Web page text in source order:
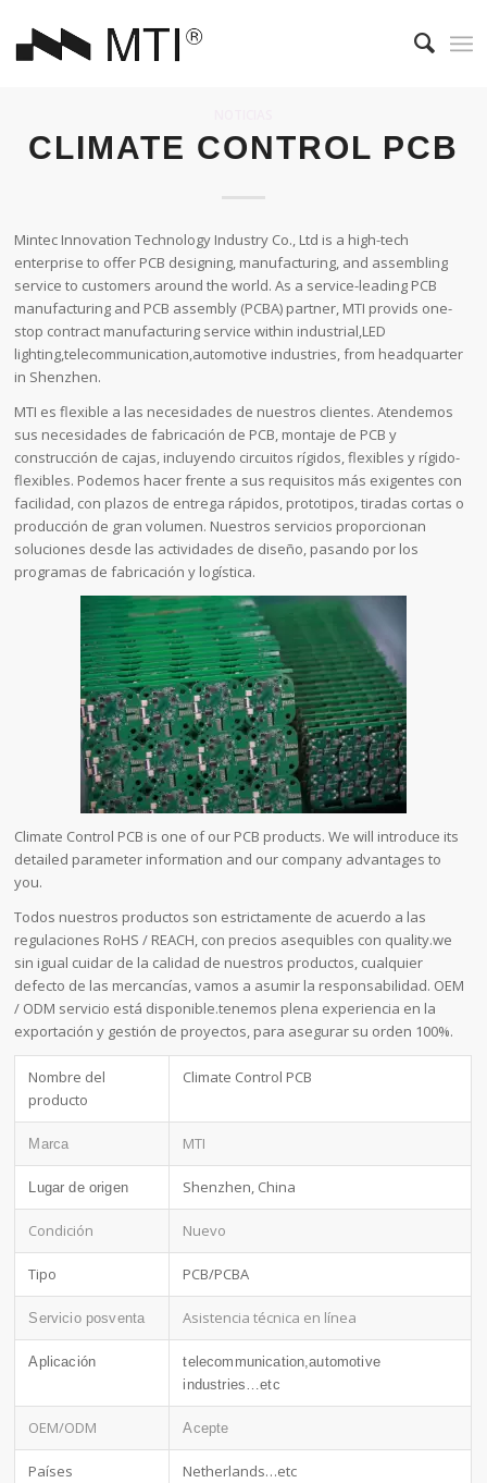
CLIMATE CONTROL PCB
Mintec Innovation Technology Industry Co., Ltd is a high-tech
enterprise to offer PCB designing, manufacturing, and assembling
service to customers around the world. As a service-leading PCB
manufacturing and PCB assembly (PCBA) partner, MTI provids one-
stop contract manufacturing service within industrial,LED
lighting,telecommunication,automotive industries, from headquarter
in Shenzhen.
MTI es flexible a las necesidades de nuestros clientes. Atendemos
sus necesidades de fabricación de PCB, montaje de PCB y
construcción de cajas, incluyendo circuitos rígidos, flexibles y rígido-
flexibles. Podemos hacer frente a sus requisitos más exigentes con
facilidad, con plazos de entrega rápidos, prototipos, tiradas cortas o
producción de gran volumen. Nuestros servicios proporcionan
soluciones desde las actividades de diseño, pasando por los
programas de fabricación y logística.
Climate Control PCB is one of our PCB products. We will introduce its
detailed parameter information and our company advantages to
you.
Todos nuestros productos son estrictamente de acuerdo a las
regulaciones RoHS / REACH, con precios asequibles con quality.we
sin igual cuidar de la calidad de nuestros productos, cualquier
defecto de las mercancías, vamos a asumir la responsabilidad. OEM
/ ODM servicio está disponible.tenemos plena experiencia en la
exportación y gestión de proyectos, para asegurar su orden 100%.
Nombre del
producto
Climate Control PCB
Marca MTI
Lugar de origen Shenzhen, China
Condición Nuevo
Tipo PCB/PCBA
Servicio posventa Asistencia técnica en línea
Aplicación
telecommunication,automotive
industries…etc
OEM/ODM Acepte
Países
Netherlands…etc